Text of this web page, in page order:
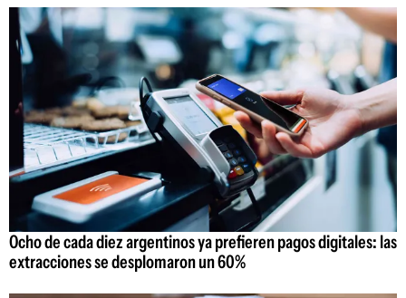
Ocho de cada diez argentinos ya prefieren pagos digitales: las
extracciones se desplomaron un 60%